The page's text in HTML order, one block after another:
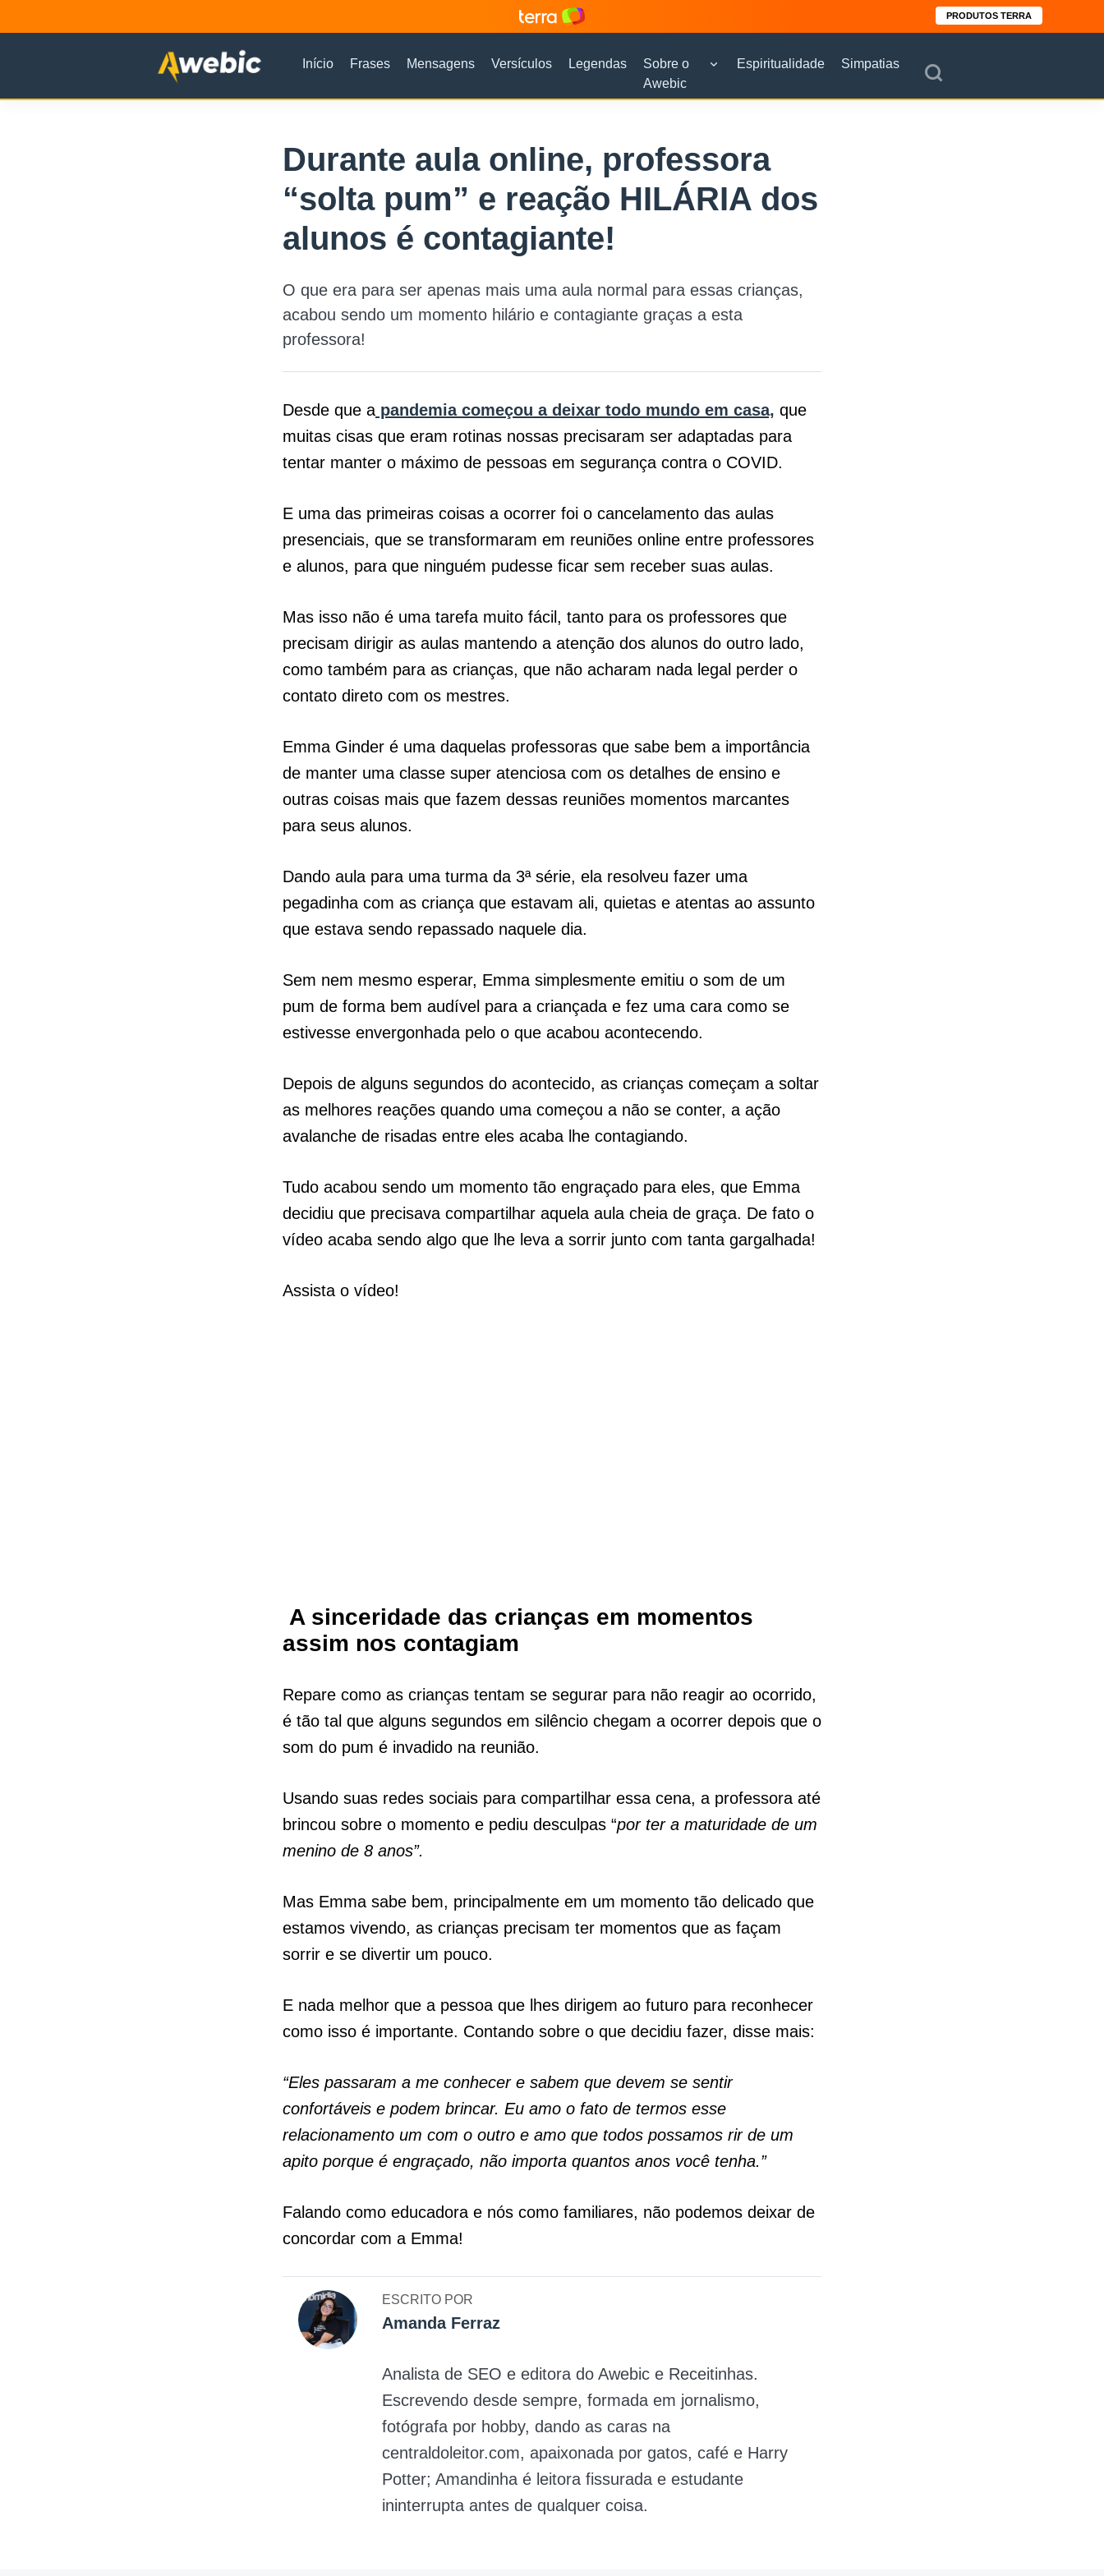
PRODUTOS TERRA
Início Frases Mensagens Versículos Legendas
Sobre o
Awebic
Espiritualidade Simpatias
Durante aula online, professora
“solta pum” e reação HILÁRIA dos
alunos é contagiante!
O que era para ser apenas mais uma aula normal para essas crianças,
acabou sendo um momento hilário e contagiante graças a esta
professora!
Desde que a pandemia começou a deixar todo mundo em casa, que
muitas cisas que eram rotinas nossas precisaram ser adaptadas para
tentar manter o máximo de pessoas em segurança contra o COVID.
E uma das primeiras coisas a ocorrer foi o cancelamento das aulas
presenciais, que se transformaram em reuniões online entre professores
e alunos, para que ninguém pudesse ficar sem receber suas aulas.
Mas isso não é uma tarefa muito fácil, tanto para os professores que
precisam dirigir as aulas mantendo a atenção dos alunos do outro lado,
como também para as crianças, que não acharam nada legal perder o
contato direto com os mestres.
Emma Ginder é uma daquelas professoras que sabe bem a importância
de manter uma classe super atenciosa com os detalhes de ensino e
outras coisas mais que fazem dessas reuniões momentos marcantes
para seus alunos.
Dando aula para uma turma da 3ª série, ela resolveu fazer uma
pegadinha com as criança que estavam ali, quietas e atentas ao assunto
que estava sendo repassado naquele dia.
Sem nem mesmo esperar, Emma simplesmente emitiu o som de um
pum de forma bem audível para a criançada e fez uma cara como se
estivesse envergonhada pelo o que acabou acontecendo.
Depois de alguns segundos do acontecido, as crianças começam a soltar
as melhores reações quando uma começou a não se conter, a ação
avalanche de risadas entre eles acaba lhe contagiando.
Tudo acabou sendo um momento tão engraçado para eles, que Emma
decidiu que precisava compartilhar aquela aula cheia de graça. De fato o
vídeo acaba sendo algo que lhe leva a sorrir junto com tanta gargalhada!
Assista o vídeo!
A sinceridade das crianças em momentos
assim nos contagiam
Repare como as crianças tentam se segurar para não reagir ao ocorrido,
é tão tal que alguns segundos em silêncio chegam a ocorrer depois que o
som do pum é invadido na reunião.
Usando suas redes sociais para compartilhar essa cena, a professora até
brincou sobre o momento e pediu desculpas “por ter a maturidade de um
menino de 8 anos”.
Mas Emma sabe bem, principalmente em um momento tão delicado que
estamos vivendo, as crianças precisam ter momentos que as façam
sorrir e se divertir um pouco.
E nada melhor que a pessoa que lhes dirigem ao futuro para reconhecer
como isso é importante. Contando sobre o que decidiu fazer, disse mais:
“Eles passaram a me conhecer e sabem que devem se sentir
confortáveis ​​e podem brincar. Eu amo o fato de termos esse
relacionamento um com o outro e amo que todos possamos rir de um
apito porque é engraçado, não importa quantos anos você tenha.”
Falando como educadora e nós como familiares, não podemos deixar de
concordar com a Emma!
ESCRITO POR
Amanda Ferraz
Analista de SEO e editora do Awebic e Receitinhas.
Escrevendo desde sempre, formada em jornalismo,
fotógrafa por hobby, dando as caras na
centraldoleitor.com, apaixonada por gatos, café e Harry
Potter; Amandinha é leitora fissurada e estudante
ininterrupta antes de qualquer coisa.